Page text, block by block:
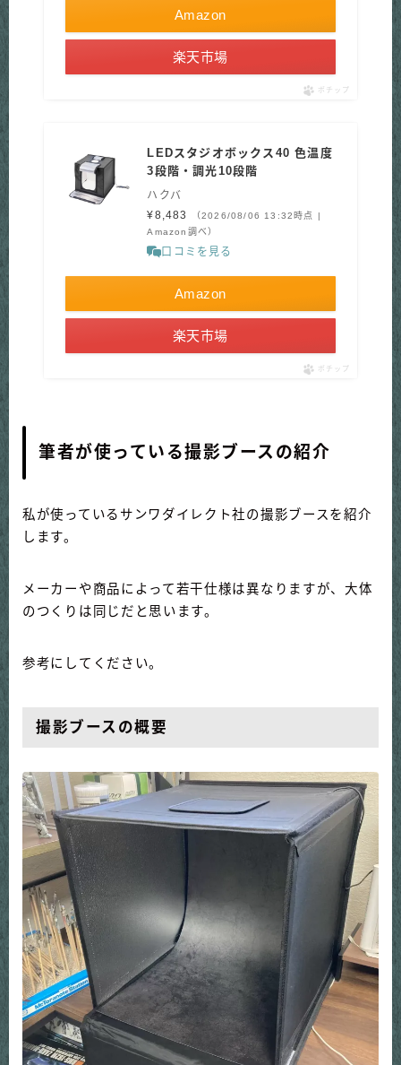
Amazon
楽天市場
ポチップ
LEDスタジオボックス40 色温度
3段階・調光10段階
ハクバ
¥8,483
（2026/08/06 13:32時点 |
Amazon調べ）
口コミを見る
Amazon
楽天市場
ポチップ
筆者が使っている撮影ブースの紹介
私が使っているサンワダイレクト社の撮影ブースを紹介
します。
メーカーや商品によって若干仕様は異なりますが、大体
のつくりは同じだと思います。
参考にしてください。
撮影ブースの概要